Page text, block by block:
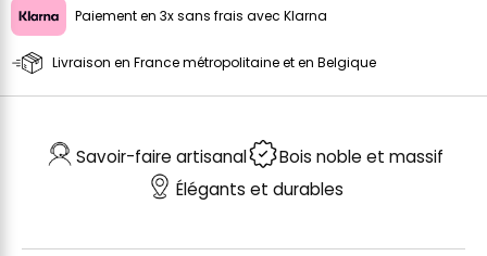
Paiement en 3x sans frais avec Klarna
Livraison en France métropolitaine et en Belgique
Savoir-faire artisanal
Bois noble et massif
Élégants et durables